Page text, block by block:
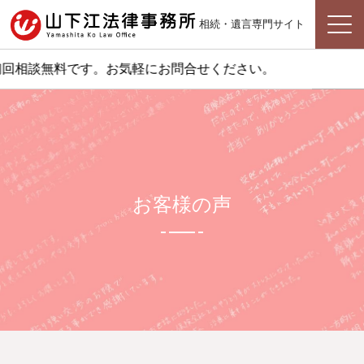
相続・遺言専門サイト
談無料です。お気軽にお問合せください。
お客様の声